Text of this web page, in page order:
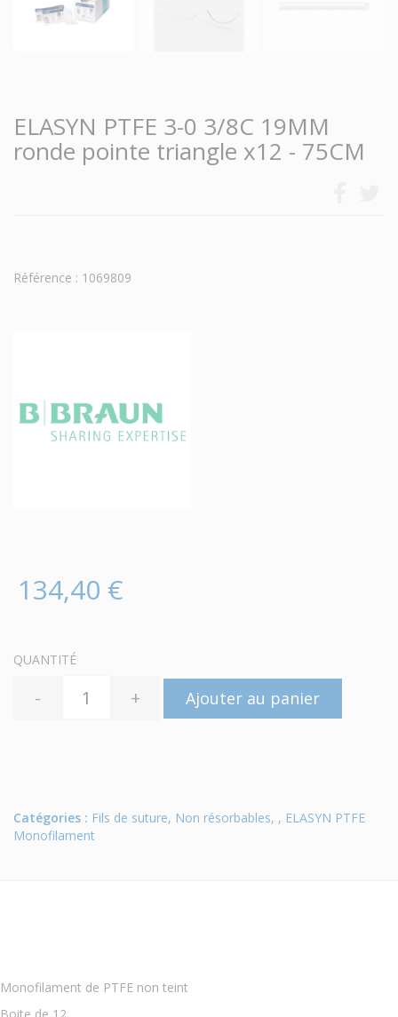
ELASYN PTFE 3-0 3/8C 19MM
ronde pointe triangle x12 - 75CM
Référence : 1069809
134,40 €
QUANTITÉ
- + Ajouter au panier
Catégories : Fils de suture, Non résorbables, , ELASYN PTFE
Monofilament
Monofilament de PTFE non teint
Boite de 12